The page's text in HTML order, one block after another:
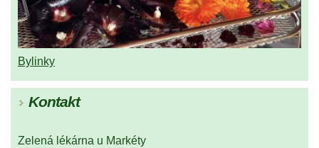
Bylinky
Kontakt
Zelená lékárna u Markéty